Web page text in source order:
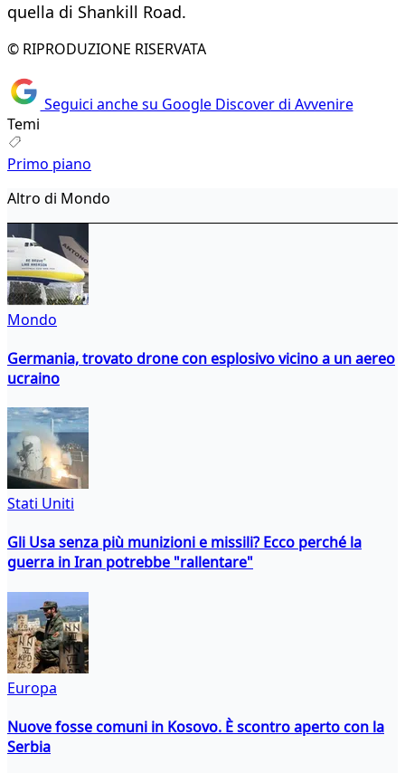
quella di Shankill Road.
© RIPRODUZIONE RISERVATA
Seguici anche su Google Discover di Avvenire
Temi
Primo piano
Altro di Mondo
Mondo
Germania, trovato drone con esplosivo vicino a un aereo
ucraino
Stati Uniti
Gli Usa senza più munizioni e missili? Ecco perché la
guerra in Iran potrebbe "rallentare"
Europa
Nuove fosse comuni in Kosovo. È scontro aperto con la
Serbia